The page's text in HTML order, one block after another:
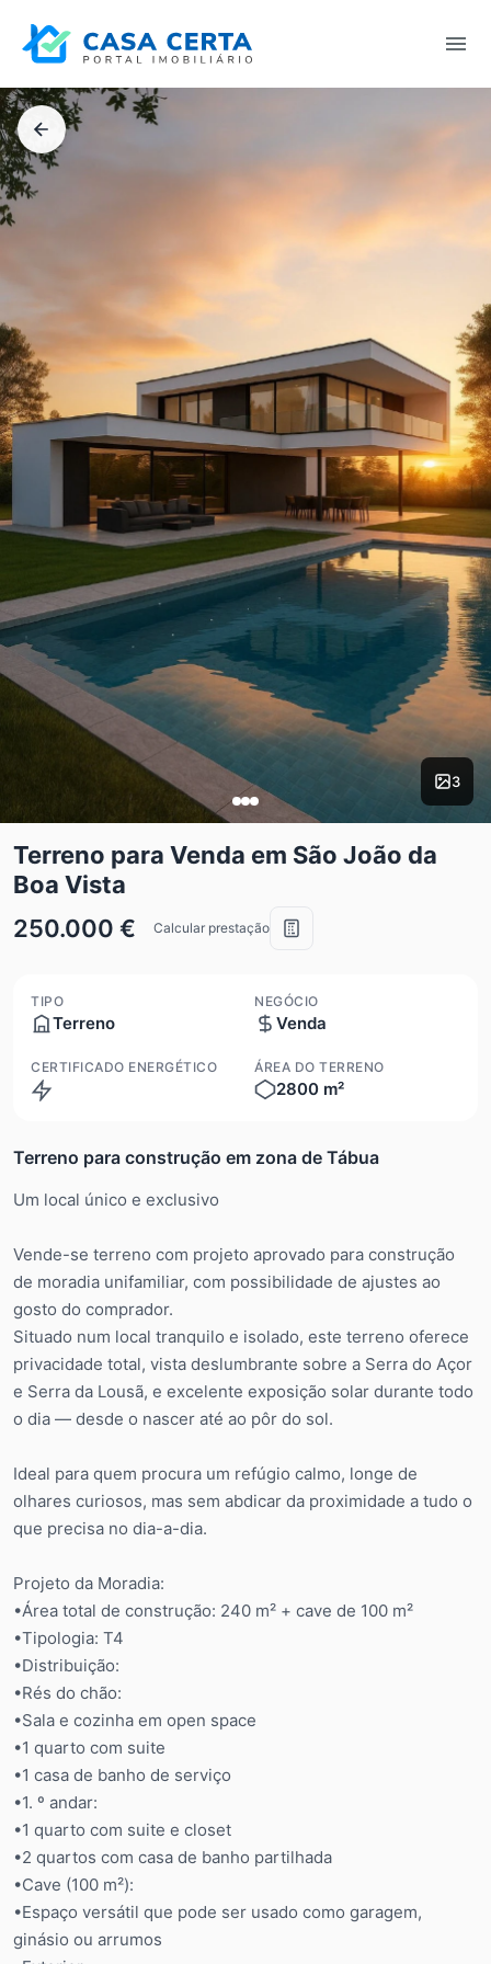
3
Terreno para Venda em São João da
Boa Vista
250.000 €
Calcular prestação
TIPO
Terreno
NEGÓCIO
Venda
CERTIFICADO ENERGÉTICO
ÁREA DO TERRENO
2800 m²
Terreno para construção em zona de Tábua
Um local único e exclusivo
Vende-se terreno com projeto aprovado para construção
de moradia unifamiliar, com possibilidade de ajustes ao
gosto do comprador.
Situado num local tranquilo e isolado, este terreno oferece
privacidade total, vista deslumbrante sobre a Serra do Açor
e Serra da Lousã, e excelente exposição solar durante todo
o dia — desde o nascer até ao pôr do sol.
Ideal para quem procura um refúgio calmo, longe de
olhares curiosos, mas sem abdicar da proximidade a tudo o
que precisa no dia-a-dia.
Projeto da Moradia:
•Área total de construção: 240 m² + cave de 100 m²
•Tipologia: T4
•Distribuição:
•Rés do chão:
•Sala e cozinha em open space
•1 quarto com suite
•1 casa de banho de serviço
•1. º andar:
•1 quarto com suite e closet
•2 quartos com casa de banho partilhada
•Cave (100 m²):
•Espaço versátil que pode ser usado como garagem,
ginásio ou arrumos